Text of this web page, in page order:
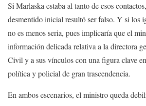
Si Marlaska estaba al tanto de esos
desmentido inicial resultó ser falso. Y si los
no es menos seria, pues implicaría que el
información delicada relativa a la directora
Civil y a sus vínculos con una figura clave
política y policial de gran trascendencia.
En ambos escenarios, el ministro queda